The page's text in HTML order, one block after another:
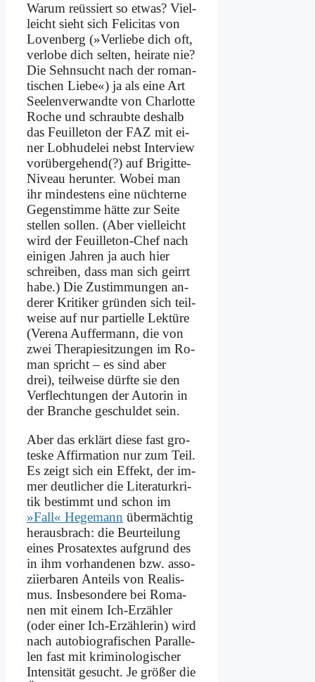
War­um re­üs­siert so et­was? Viel­
leicht sieht sich Fe­li­ci­tas von
Loven­berg (»Ver­lie­be dich oft,
ver­lo­be dich sel­ten, hei­ra­te nie?
Die Sehn­sucht nach der ro­man­
ti­schen Lie­be«) ja als ei­ne Art
See­len­ver­wand­te von Char­lot­te
Ro­che und schraub­te des­halb
das Feuil­le­ton der FAZ mit ei­
ner Lob­hu­de­lei nebst In­ter­view
vor­über­ge­hend(?) auf Bri­git­te-
Ni­veau her­un­ter. Wo­bei man
ihr min­de­stens ei­ne nüch­ter­ne
Ge­gen­stim­me hät­te zur Sei­te
stel­len sol­len. (Aber viel­leicht
wird der Feuil­le­ton-Chef nach
ei­ni­gen Jah­ren ja auch hier
schrei­ben, dass man sich ge­irrt
ha­be.) Die Zu­stim­mun­gen an­
de­rer Kri­ti­ker grün­den sich teil­
wei­se auf nur par­ti­el­le Lek­tü­re
(Ve­re­na Auf­fer­mann, die von
zwei The­ra­pie­sit­zun­gen im Ro­
man spricht – es sind aber
drei), teil­wei­se dürf­te sie den
Ver­flech­tun­gen der Au­torin in
der Bran­che ge­schul­det sein.
Aber das er­klärt die­se fast gro­
tes­ke Af­fir­ma­ti­on nur zum Teil.
Es zeigt sich ein Ef­fekt, der im­
mer deut­li­cher die Li­te­ra­tur­kri­
tik be­stimmt und schon im
»Fall« He­ge­mann über­mächtig
her­aus­brach: die Be­ur­tei­lung
ei­nes Pro­sa­tex­tes auf­grund des
in ihm vor­handenen bzw. as­so­
zi­ier­ba­ren An­teils von Rea­lis­
mus. Ins­be­son­de­re bei Ro­ma­
nen mit ei­nem Ich-Er­zäh­ler
(oder ei­ner Ich-Er­zäh­le­rin) wird
nach au­to­bio­gra­fi­schen Par­al­le­
len fast mit kri­mi­no­lo­gi­scher
In­ten­si­tät ge­sucht. Je grö­ßer die